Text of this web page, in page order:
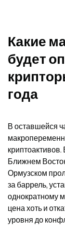
Какие
будет
года
В оставшейся
Ближнем
Ормузском
за баррель,
однократному
цена хоть и
уровня до